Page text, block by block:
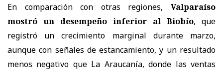
En comparación con otras regiones,
Valparaíso
mostró un desempeño inferior al Biobío, que
registró un crecimiento marginal durante marzo,
aunque con señales de estancamiento, y un resultado
menos negativo que La Araucanía, donde las ventas